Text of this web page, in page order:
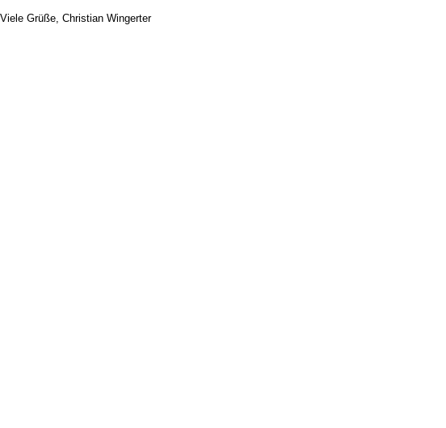
Viele Grüße, Christian Wingerter